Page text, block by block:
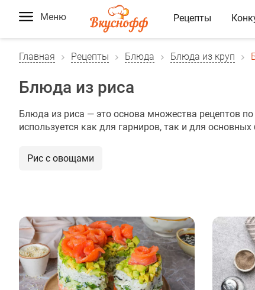
Меню Рецепты
Главная Рецепты Блюда Блюда из круп
Блюда из риса
Блюда из риса — это основа множества рецептов
используется как для гарниров, так и для
Рис с овощами